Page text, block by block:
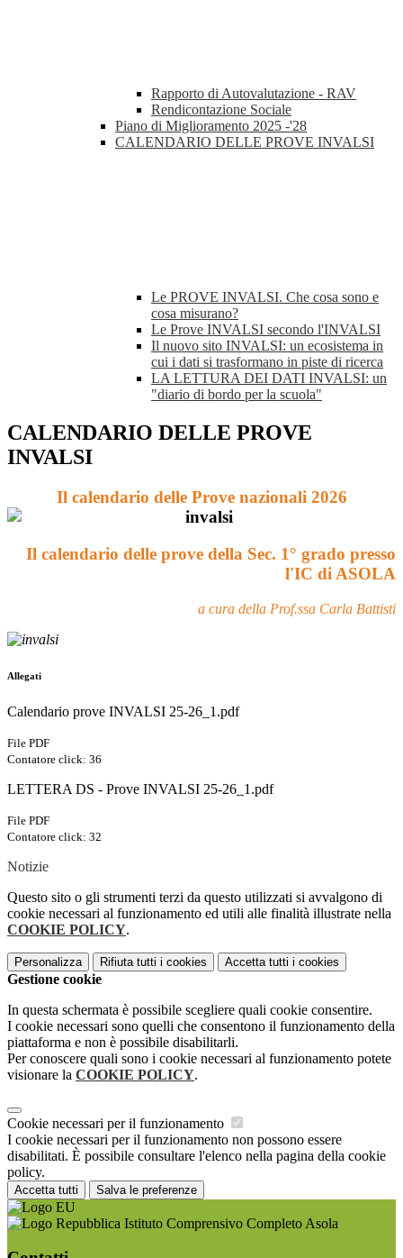
Rapporto di Autovalutazione - RAV
Rendicontazione Sociale
Piano di Miglioramento 2025 -'28
CALENDARIO DELLE PROVE INVALSI
Le PROVE INVALSI. Che cosa sono e
cosa misurano?
Le Prove INVALSI secondo l'INVALSI
Il nuovo sito INVALSI: un ecosistema in
cui i dati si trasformano in piste di ricerca
LA LETTURA DEI DATI INVALSI: un
"diario di bordo per la scuola"
CALENDARIO DELLE PROVE
INVALSI
Il calendario delle Prove nazionali 2026
Il calendario delle prove della Sec. 1° grado presso
l'IC di ASOLA
a cura della Prof.ssa Carla Battisti
Allegati
Calendario prove INVALSI 25-26_1.pdf
File PDF
Contatore click: 36
LETTERA DS - Prove INVALSI 25-26_1.pdf
File PDF
Contatore click: 32
Notizie
Questo sito o gli strumenti terzi da questo utilizzati si avvalgono di
cookie necessari al funzionamento ed utili alle finalità illustrate nella
COOKIE POLICY.
Personalizza Rifiuta tutti i cookies Accetta tutti i cookies
Gestione cookie
In questa schermata è possibile scegliere quali cookie consentire.
I cookie necessari sono quelli che consentono il funzionamento della
piattaforma e non è possibile disabilitarli.
Per conoscere quali sono i cookie necessari al funzionamento potete
visionare la COOKIE POLICY.
Cookie necessari per il funzionamento
I cookie necessari per il funzionamento non possono essere
disabilitati. È possibile consultare l'elenco nella pagina della cookie
policy.
Accetta tutti Salva le preferenze
Istituto Comprensivo Completo Asola